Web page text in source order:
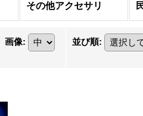
その他アクセサリ
画像: 並び順: